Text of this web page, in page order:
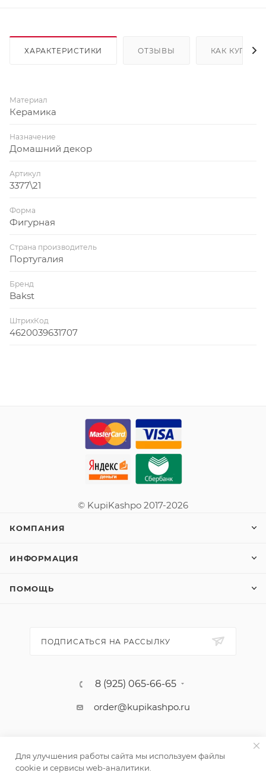
ХАРАКТЕРИСТИКИ ОТЗЫВЫ КАК КУПИТЬ
Материал
Керамика
Назначение
Домашний декор
Артикул
3377\21
Форма
Фигурная
Страна производитель
Португалия
Бренд
Bakst
ШтрихКод
4620039631707
© KupiKashpo 2017-2026
КОМПАНИЯ
ИНФОРМАЦИЯ
ПОМОЩЬ
ПОДПИСАТЬСЯ НА РАССЫЛКУ
8 (925) 065-66-65
order@kupikashpo.ru
Для улучшения работы сайта мы используем файлы
cookie и сервисы web-аналитики.